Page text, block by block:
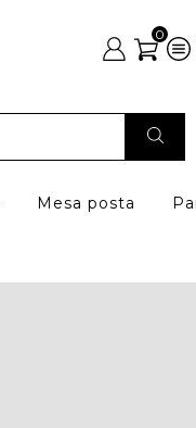
0
Mesa posta